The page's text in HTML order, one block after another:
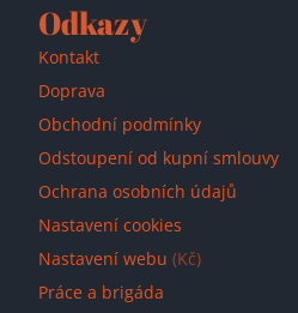
Odkazy
Kontakt
Doprava
Obchodní podmínky
Odstoupení od kupní smlouvy
Ochrana osobních údajů
Nastavení cookies
Nastavení webu (Kč)
Práce a brigáda